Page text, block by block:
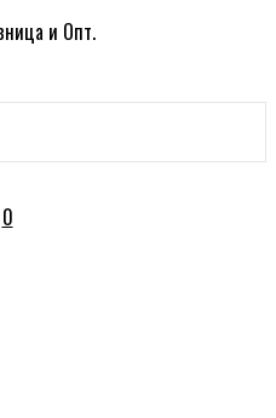
и Опт.
0